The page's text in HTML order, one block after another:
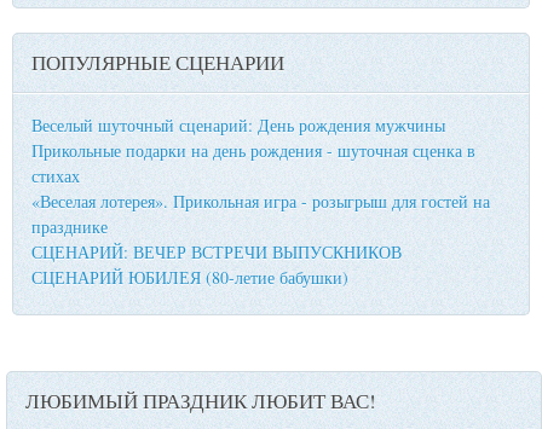
ПОПУЛЯРНЫЕ СЦЕНАРИИ
Веселый шуточный сценарий: День рождения мужчины
Прикольные подарки на день рождения - шуточная сценка в
стихах
«Веселая лотерея». Прикольная игра - розыгрыш для гостей на
празднике
СЦЕНАРИЙ: ВЕЧЕР ВСТРЕЧИ ВЫПУСКНИКОВ
СЦЕНАРИЙ ЮБИЛЕЯ (80-летие бабушки)
ЛЮБИМЫЙ ПРАЗДНИК ЛЮБИТ ВАС!